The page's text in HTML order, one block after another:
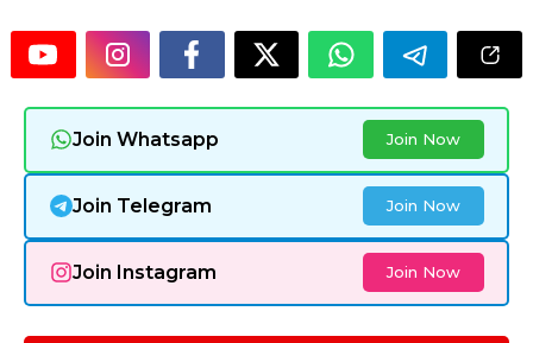
Join Whatsapp Join Now
Join Telegram Join Now
Join Instagram Join Now